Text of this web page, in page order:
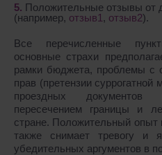
Положительные отзывы от
(например, отзыв1 , отзыв2).
Все перечисленные
основные страхи
рамки бюджета, проблемы с
прав (претензии суррогатной
проездных
пересечением границы и
стране. Положительный опыт
также снимает тревогу и
убедительных аргументов в